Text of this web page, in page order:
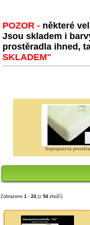
POZOR - některé
Jsou skladem i
prostěradla ihned,
SKLADEM"
Nepropustná
Zobrazeno 1 - 24(z 54zboží)